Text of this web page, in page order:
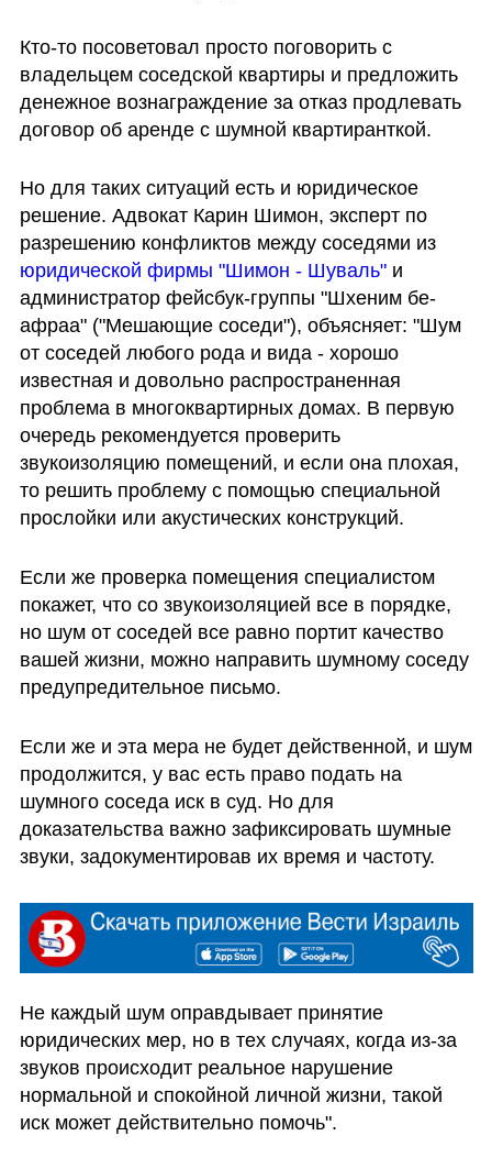
Кто-то посоветовал просто поговорить с
владельцем соседской квартиры и предложить
денежное вознаграждение за отказ продлевать
договор об аренде с шумной квартиранткой.
Но для таких ситуаций есть и юридическое
решение. Адвокат Карин Шимон, эксперт по
разрешению конфликтов между соседями из
юридической фирмы "Шимон - Шуваль" и
администратор фейсбук-группы "Шхеним бе-
афраа" ("Мешающие соседи"), объясняет: "Шум
от соседей любого рода и вида - хорошо
известная и довольно распространенная
проблема в многоквартирных домах. В первую
очередь рекомендуется проверить
звукоизоляцию помещений, и если она плохая,
то решить проблему с помощью специальной
прослойки или акустических конструкций.
Если же проверка помещения специалистом
покажет, что со звукоизоляцией все в порядке,
но шум от соседей все равно портит качество
вашей жизни, можно направить шумному соседу
предупредительное письмо.
Если же и эта мера не будет действенной, и шум
продолжится, у вас есть право подать на
шумного соседа иск в суд. Но для
доказательства важно зафиксировать шумные
звуки, задокументировав их время и частоту.
Не каждый шум оправдывает принятие
юридических мер, но в тех случаях, когда из-за
звуков происходит реальное нарушение
нормальной и спокойной личной жизни, такой
иск может действительно помочь".